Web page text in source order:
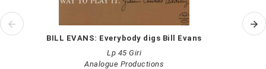
BILL EVANS: Everybody digs Bill Evans
Lp 45 Giri
Analogue Productions